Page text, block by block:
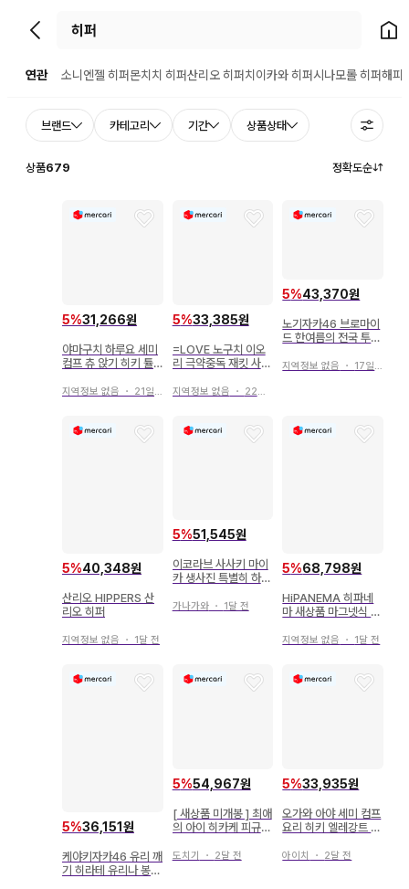
뒤로가기 홈으
연관 소니엔젤 히퍼몬치치 히퍼산리오 히퍼치이카와 히퍼시나모롤 히퍼해피
브랜드 카테고리 기간 상품상태
상품679 정확도순
5%31,266원
야마구치 하루요 세미
컴프 츄 앉기 히키 튤
지역정보 없음 ・ 21일 전
5%33,385원
=LOVE 노구치 이오
리 극약중독 재킷 사진
요리 히키
지역정보 없음 ・ 22일 전
5%43,370원
노기자카46 브로마이
드 한여름의 전국 투어
노 히로시마현 ver 컴
지역정보 없음 ・ 17일 전
5%40,348원
산리오 HIPPERS 산
리오 히퍼
지역정보 없음 ・ 1달 전
5%51,545원
이코라브 사사키 마이
카 생사진 특별히 하고
가나가와・ 1달 전
5%68,798원
HiPANEMA 히파네
마 새상품 마그넷식 9
지역정보 없음 ・ 1달 전
5%36,151원
케야키자카46 유리 깨
기 히라테 유리나 봉입
5%54,967원
[ 새상품 미개봉 ] 최애
의 아이 히카케 피규어
도치기 ・ 2달 전
5%33,935원
오가와 아야 세미 컴프
요리 히키 엘레강트 노
아이치 ・ 2달 전